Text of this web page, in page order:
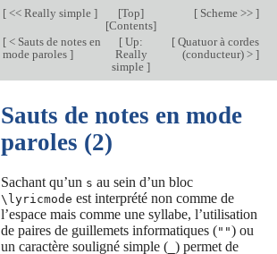
[<< Really simple ] [Top]
[Contents]
[Scheme >> ]
[< Sauts de notes en
mode paroles ]
[ Up:
Really
simple]
[Quatuor à cordes
(conducteur) > ]
Sauts de notes en mode
paroles (2)
Sachant qu’un s au sein d’un bloc
\lyricmode est interprété non comme de
l’espace mais comme une syllabe, l’utilisation
de paires de guillemets informatiques ("") ou
un caractère souligné simple ( ) permet de